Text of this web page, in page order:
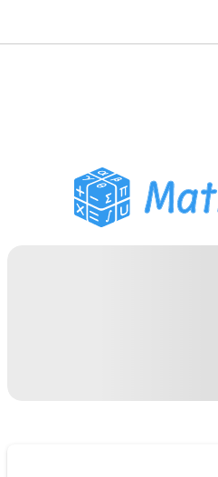
PDF होमवर्क सहायक
अध्ययन उपकरण